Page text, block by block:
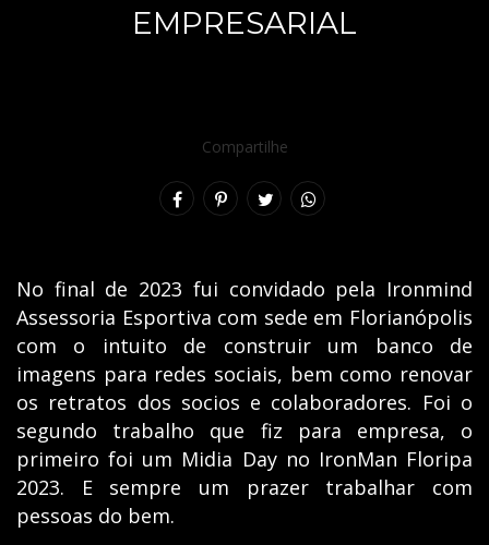
EMPRESARIAL
Compartilhe
No final de 2023 fui convidado pela Ironmind
Assessoria Esportiva com sede em Florianópolis
com o intuito de construir um banco de
imagens para redes sociais, bem como renovar
os retratos dos socios e colaboradores. Foi o
segundo trabalho que fiz para empresa, o
primeiro foi um Midia Day no IronMan Floripa
2023. E sempre um prazer trabalhar com
pessoas do bem.